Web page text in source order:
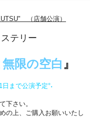
（店舗公演）
テリー
限の空白』
まで公演予定°˖
下さい。
の上、ご購入お願いいたし